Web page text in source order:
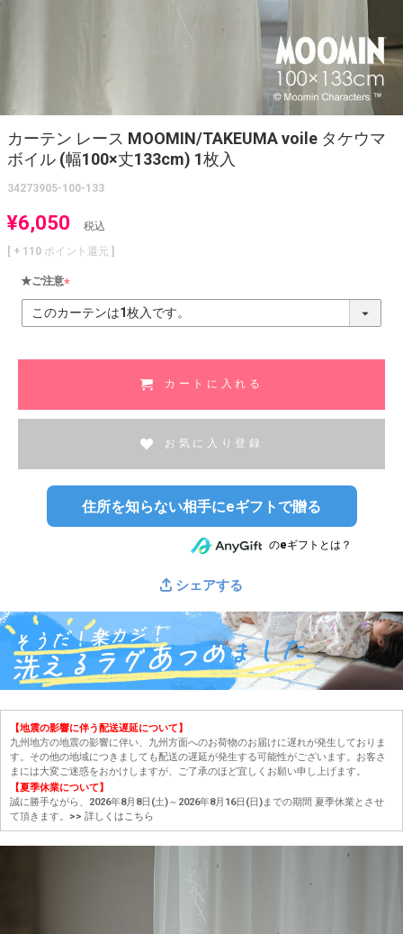
カーテン レース MOOMIN/TAKEUMA voile タケウマ
ボイル (幅100×丈133cm) 1枚入
34273905-100-133
¥6,050
税込
[ + 110 ポイント還元 ]
★ご注意
(
必
カートに入れる
お気に入り登録
住所を知らない相手にeギフトで贈る
のeギフトとは？
シェアする
【地震の影響に伴う配送遅延について】
九州地方の地震の影響に伴い、九州方面へのお荷物のお届けに遅れが発生しておりま
す。その他の地域につきましても配送の遅延が発生する可能性がございます。お客さ
まには大変ご迷惑をおかけしますが、ご了承のほど宜しくお願い申し上げます。
【夏季休業について】
誠に勝手ながら、2026年8月8日(土)～2026年8月16日(日)までの期間 夏季休業とさせ
て頂きます。 >> 詳しくはこちら